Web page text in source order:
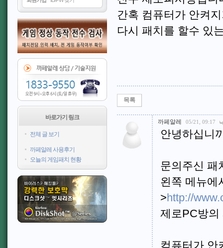
바로가기 링크
전체 글 보기
까페알레 사용후기
오늘의 게임패치 현황
간혹 컴퓨터가 안켜
다시 패치를 할수 있
목록
까페알레 05/21, 09:17
안녕하십니
문의주신 패
왼쪽 메뉴
>http://
제로PC방의
컴퓨터가